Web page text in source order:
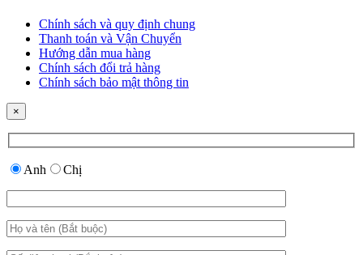
Chính sách và quy định chung
Thanh toán và Vận Chuyển
Hướng dẫn mua hàng
Chính sách đổi trả hàng
Chính sách bảo mật thông tin
×
Anh Chị